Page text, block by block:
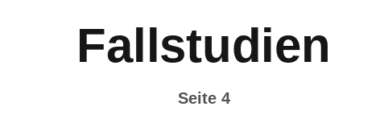
Fallstudien
Seite 4